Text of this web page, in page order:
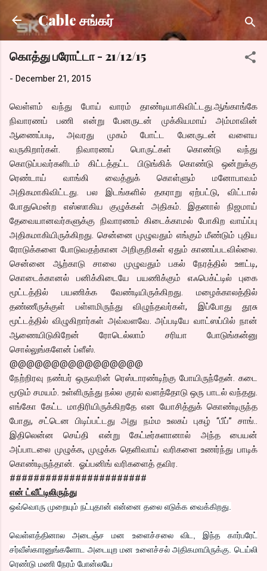
Skip to main content
Cable சங்கர்
கொத்து பரோட்டா - 21/12/15
- December 21, 2015
வெள்ளம் வந்து போய் வாரம் தாண்டியாகிவிட்டது.ஆங்காங்கே
நிவாரணப் பணி என்று பேனருடன் முக்கியமாய் அம்மாவின்
ஆணைப்படி, அவரது முகம் போட்ட பேனருடன் வளைய
வருகிறார்கள். நிவாரணப் பொருட்கள் கொண்டு வந்து
கொடுப்பவர்களிடம் கிட்டத்தட்ட பிடுங்கிக் கொண்டு ஒன்றுக்கு
ரெண்டாய் வாங்கி வைத்துக் கொள்ளும் மனோபாவம்
அதிகமாகிவிட்டது. பல இடங்களில் தகராறு ஏற்பட்டு, விட்டால்
போதுமென்ற எஸ்ஸாகிய குழுக்கள் அதிகம். இதனால் நிஜமாய்
தேவையானவர்களுக்கு நிவாரணம் கிடைக்காமல் போகிற வாய்ப்பு
அதிகமாகியிருக்கிறது. சென்னை முழுவதும் எங்கும் மீண்டும் புதிய
ரோடுக்களை போடுவதற்கான அறிகுறிகள் ஏதும் காணப்படவில்லை.
சென்னை ஆற்காடு சாலை முழுவதும் பகல் நேரத்தில் ஊட்டி,
கொடைக்கானல் பனிக்கிடையே பயணிக்கும் எஃபெக்ட்டில் புகை
மூட்டத்தில் பயணிக்க வேண்டியிருக்கிறது. மழைக்காலத்தில்
தண்ணீருக்குள் பள்ளமிருந்து விழுந்தவர்கள், இப்போது தூசு
மூட்டத்தில் விழுகிறார்கள் அவ்வளவே. அப்படியே வாட்ஸப்பில் நான்
ஆணையிடுகிறேன் ரோடெல்லாம் சரியா போடுங்கன்னு
சொல்லுங்களேன் ப்ளீஸ்.
@@@@@@@@@@@@@@@@
நேற்றிரவு நண்பர் ஒருவரின் ரெஸ்டாரண்டிற்கு போயிருந்தேன். கடை
மூடும் சமயம். உள்ளிருந்து நல்ல குரல் வளத்தோடு ஒரு பாடல் வந்தது.
எங்கோ கேட்ட மாதிரியிருக்கிறதே என யோசித்துக் கொண்டிருந்த
போது, சட்டென பிடிப்பட்டது அது நம்ம உலகப் புகழ் “பீப்” சாங்..
இதிலென்ன செய்தி என்று கேட்டீர்களானால் அந்த பையன்
அப்பாடலை முழுக்க, முழுக்க தெளிவாய் வரிகளை உணர்ந்து பாடிக்
கொண்டிருந்தான். ஓப்பனிங் வரிகளைத் தவிர.
#######################
என் ட்வீட்டிலிருந்து
ஒவ்வொரு முறையும் நட்புதான் என்னை தலை எடுக்க வைக்கிறது.
வெள்ளத்தினால அடைஞ்ச மன உளைச்சலை விட, இந்த கார்பரேட்
சர்வீஸ்காரனுங்களோட அடையுற மன உளைச்சல் அதிகமாயிருக்கு. டெய்லி
ரெண்டு மணி நேரம் போன்லயே